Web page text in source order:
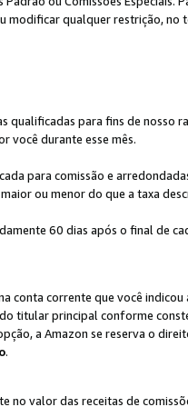
qualquer restrição, no
qualificadas para fins de nosso
você durante esse mês.
para comissão e
ou menor do que a taxa
60 dias após o final de
conta corrente que você
do titular principal conforme
a Amazon se reserva o
.
no valor das receitas de